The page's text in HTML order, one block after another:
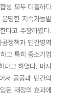
성 모두 미흡하다
명한 지속가능발
다고 주장하였다.
정책과 민간영역
고 특히 중소기업
다고 하였다. 마지
서 공공과 민간의
된 재정의 효과에